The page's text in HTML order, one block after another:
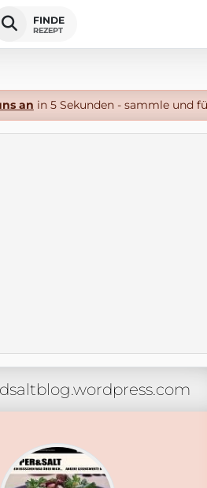
FINDE
REZEPT
an in 5 Sekunden - sammle und